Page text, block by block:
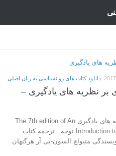
دانلود کتاب های روانشناسی به زبان اصلی
بر نظریه های یادگیری –
دانلود رایگان کتاب مقدمه ای بر نظریه های یادگیری The 7th edition of An
Introduction to Theories of Learning -Hergenhahn توجه : ترجمه کتاب
متیواچ.السون-بی.آر.هرگنهان